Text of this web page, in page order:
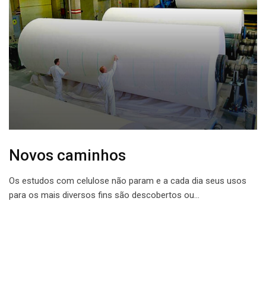
Novos caminhos
Os estudos com celulose não param e a cada dia seus usos
para os mais diversos fins são descobertos ou…